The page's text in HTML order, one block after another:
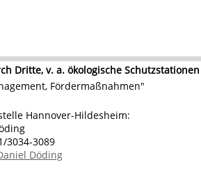
Dritte, v. a. ökologische Schutzstationen
Fördermaßnahmen"
Hannover-Hildesheim:
3034-3089
Döding